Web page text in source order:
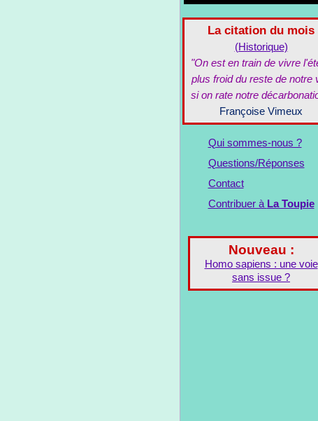
La citation du mois
(Historique)
"On est en train de vivre
plus froid du reste de notre
si on rate notre
Françoise Vimeux
Qui sommes-nous ?
Questions/Réponses
Contact
Contribuer à La Toupie
Nouveau :
Homo sapiens : une voie
sans issue ?